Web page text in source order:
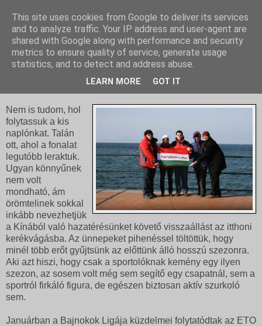
2010. július 26., hétfő
Mégsem vesztünk el!
Nem is tudom, hol
folytassuk a kis
naplónkat. Talán
ott, ahol a fonalat
legutóbb leraktuk.
Ugyan könnyűnek
nem volt
mondható, ám
örömtelinek sokkal
inkább nevezhetjük
a Kínából való hazatérésünket követő visszaállást az itthoni
kerékvágásba. Az ünnepeket pihenéssel töltöttük, hogy
minél több erőt gyűjtsünk az előttünk álló hosszú szezonra.
Aki azt hiszi, hogy csak a sportolóknak kemény egy ilyen
szezon, az sosem volt még sem segítő egy csapatnál, sem a
sportról firkáló figura, de egészen biztosan aktív szurkoló
sem.
Januárban a Bajnokok Ligája küzdelmei folytatódtak az ETO
This site uses cookies from Google to deliver its services
and to analyze traffic. Your IP address and user-agent are
shared with Google along with performance and security
metrics to ensure quality of service, generate usage
statistics, and to detect and address abuse.
LEARN MORE GOT IT